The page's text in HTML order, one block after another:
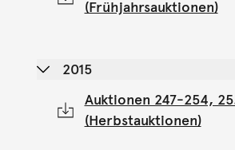
(Frühjahrsauktionen)
2015
Auktionen 247-254,
(Herbstauktionen)